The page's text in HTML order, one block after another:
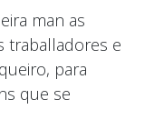
man as
traballadores e
para
que se